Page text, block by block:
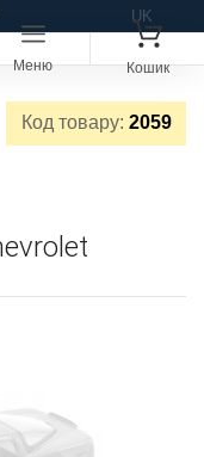
UK
Меню Кошик
Код товару: 2059